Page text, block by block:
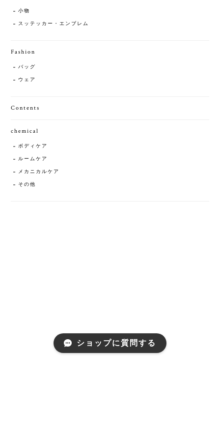
小物
スッテッカー・エンブレム
Fashion
バッグ
ウェア
Contents
chemical
ボディケア
ルームケア
メカニカルケア
その他
ショップに質問する